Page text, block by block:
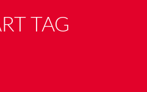
TAG